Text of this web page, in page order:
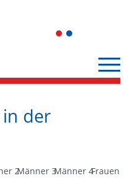
1 2
in der
2Männer 3Männer 4Frauen